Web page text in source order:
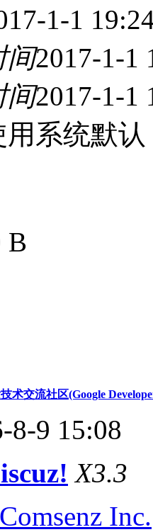
1-1
间2017-1-1
间2017-1-1
用系统默认
术交流社区(Google
8-9 15:08
X3.3
Comsenz Inc.